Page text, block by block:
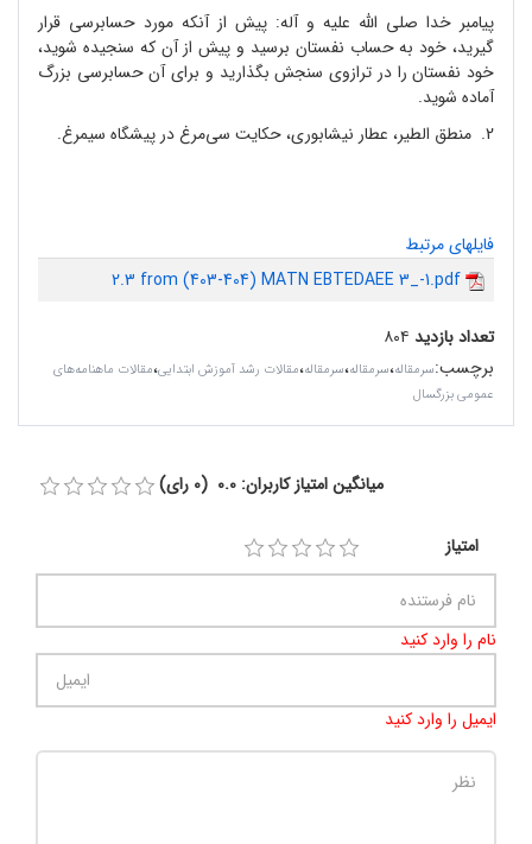
پیامبر خدا صلى الله علیه و آله: پیش از آنکه مورد حسابرسى قرار
گیرید، خود به حساب نفستان برسید و پیش از آن که سنجیده شوید،
خود نفستان را در ترازوى سنجش بگذارید و براى آن حسابرسى بزرگ
آماده شوید.
2. منطق الطیر، عطار نیشابوری، حکایت سی‌مرغ در پیشگاه سیمرغ.
فایلهای مرتبط
2.3 from (403-404) MATN EBTEDAEE 3_-1.pdf
تعداد بازدید ۸۰۴
برچسب:سرمقاله‌،سرمقاله،سرمقاله،مقالات رشد آموزش ابتدایی،مقالات ماهنامه‌های
عمومی بزرگسال
میانگین امتیاز کاربران: 0.0 (0 رای)
امتیاز
نام را وارد کنید
ایمیل را وارد کنید